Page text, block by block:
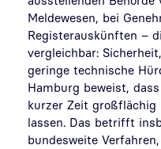
Meldewesen, bei
Registerauskünften –
vergleichbar:
geringe technische
Hamburg beweist,
kurzer Zeit großflächig
lassen. Das betrifft
bundesweite